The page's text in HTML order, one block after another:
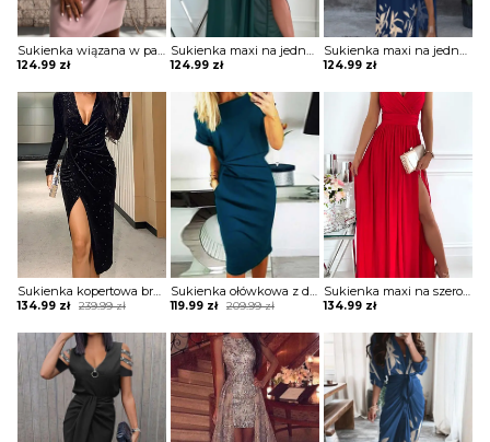
Sukienka wiązana w pasie z krótkimi koronkowymi rękawami
124.99 zł
Sukienka maxi na jedno ramię z drapowaniem
124.99 zł
Sukienka maxi na jedno ramię z zabudowanym dekoltem
124.99 zł
Sukienka kopertowa brokatowa z drapowaniem
239.99zł
Original
was:
239.99 zł.
134.99 zł
Current
is:
134.99 zł.
Sukienka ołówkowa z drapowaniem i dekoltem w łódkę
209.99zł
Original
was:
209.99 zł.
119.99 zł
Current
is:
119.99 zł.
Sukienka maxi na szerokich ramiączkach z kopertową górą i rozporkiem
134.99 zł